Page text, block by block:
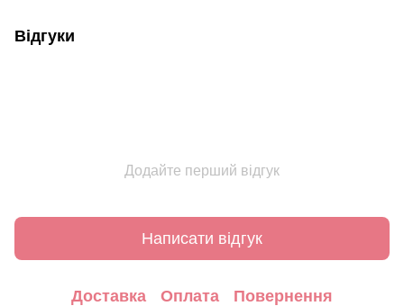
Відгуки
Додайте перший відгук
Написати відгук
Доставка Оплата Повернення